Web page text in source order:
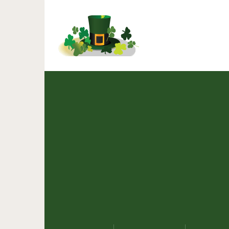
Девушка за три года
дом на колёсах, и